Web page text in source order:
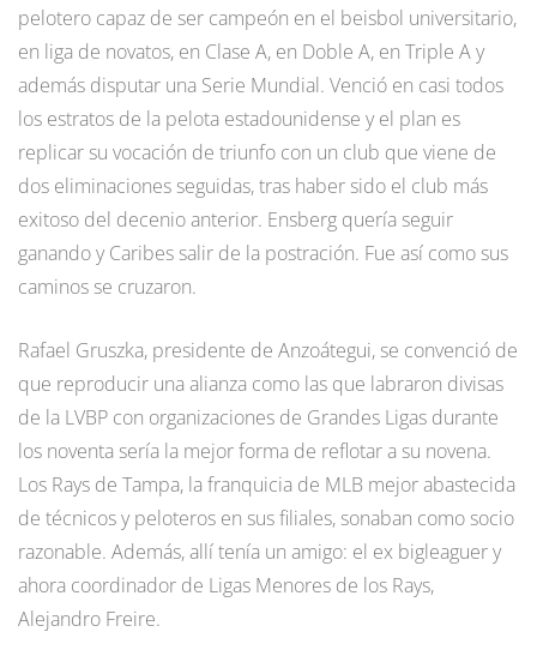
pelotero capaz de ser campeón en el beisbol universitario,
en liga de novatos, en Clase A, en Doble A, en Triple A y
además disputar una Serie Mundial. Venció en casi todos
los estratos de la pelota estadounidense y el plan es
replicar su vocación de triunfo con un club que viene de
dos eliminaciones seguidas, tras haber sido el club más
exitoso del decenio anterior. Ensberg quería seguir
ganando y Caribes salir de la postración. Fue así como sus
caminos se cruzaron.
Rafael Gruszka, presidente de Anzoátegui, se convenció de
que reproducir una alianza como las que labraron divisas
de la LVBP con organizaciones de Grandes Ligas durante
los noventa sería la mejor forma de reflotar a su novena.
Los Rays de Tampa, la franquicia de MLB mejor abastecida
de técnicos y peloteros en sus filiales, sonaban como socio
razonable. Además, allí tenía un amigo: el ex bigleaguer y
ahora coordinador de Ligas Menores de los Rays,
Alejandro Freire.